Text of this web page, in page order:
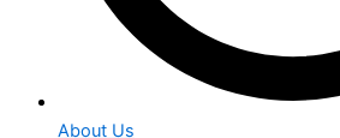
About Us